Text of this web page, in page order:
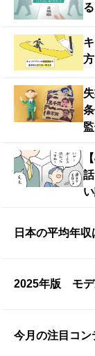
監
日本の平均年収
2025年版 モデ
今月の注目コン